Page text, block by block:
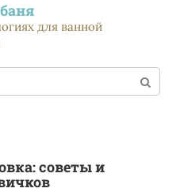
для ванной
советы и